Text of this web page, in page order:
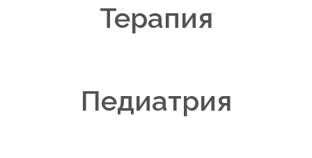
Терапия
Педиатрия